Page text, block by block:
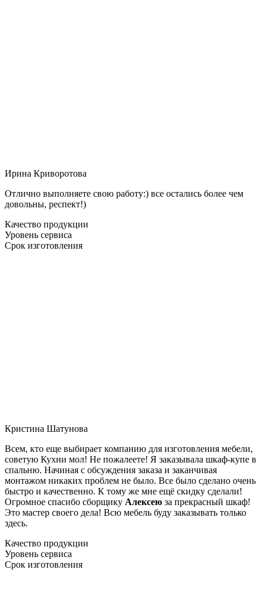
Ирина Криворотова
Отлично выполняете свою работу:) все остались более чем
довольны, респект!)
Качество продукции
Уровень сервиса
Срок изготовления
Кристина Шатунова
Всем, кто еще выбирает компанию для изготовления мебели,
советую Кухни мол! Не пожалеете! Я заказывала шкаф-купе в
спальню. Начиная с обсуждения заказа и заканчивая
монтажом никаких проблем не было. Все было сделано очень
быстро и качественно. К тому же мне ещё скидку сделали!
Огромное спасибо сборщику Алексею за прекрасный шкаф!
Это мастер своего дела! Всю мебель буду заказывать только
здесь.
Качество продукции
Уровень сервиса
Срок изготовления